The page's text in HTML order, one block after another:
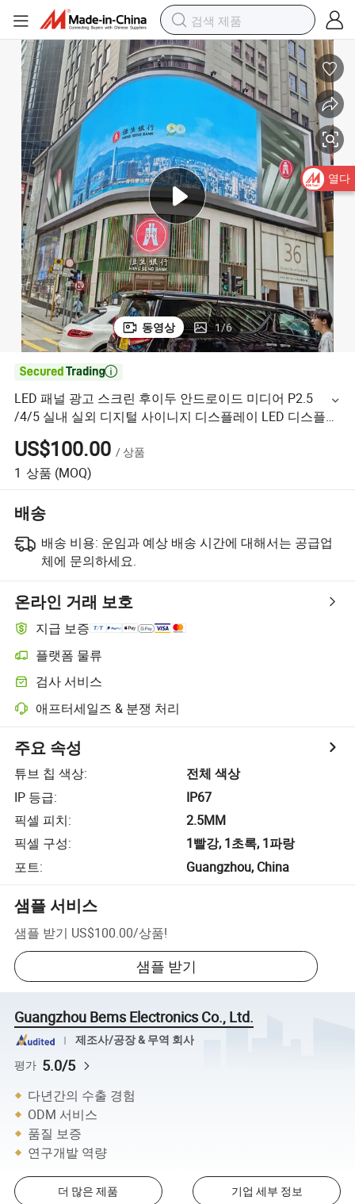
동영상 1/6

LED 패널 광고 스크린 후이두 안드로이드 미디어 P2.5
/4/5 실내 실외 디지털 사이니지 디스플레이 LED 디스플레
이 스크린 비디오 월
US$100.00 / 상품
1 상품 (MOQ)
배송
배송 비용: 운임과 예상 배송 시간에 대해서는 공급업
체에 문의하세요.
온라인 거래 보호
지급 보증
플랫폼 물류
검사 서비스
애프터세일즈 & 분쟁 처리
주요 속성
튜브 칩 색상:
전체 색상
IP 등급:
IP67
픽셀 피치:
2.5MM
픽셀 구성:
1빨강, 1초록, 1파랑
포트: Guangzhou, China
샘플 서비스
샘플 받기 US$100.00/상품!
샘플 받기
Guangzhou Bems Electronics Co., Ltd.
제조사/공장 & 무역 회사
평가 5.0/5
다년간의 수출 경험
ODM 서비스
품질 보증
연구개발 역량
더 많은 제품 기업 세부 정보
열다